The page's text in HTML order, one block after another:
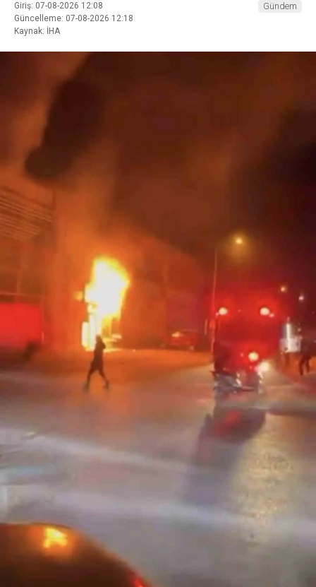
Giriş: 07-08-2026 12:08
Güncelleme: 07-08-2026 12:18
Kaynak: İHA
Gündem